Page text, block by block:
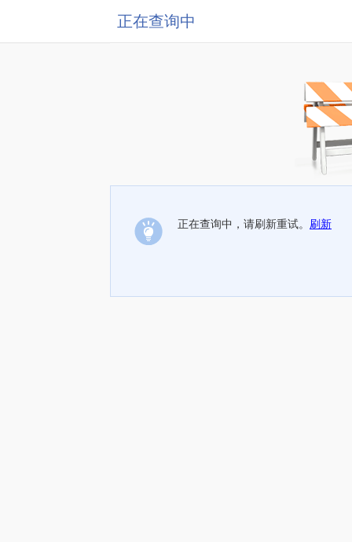
正在查询中
正在查询中，请刷新重试。 刷新